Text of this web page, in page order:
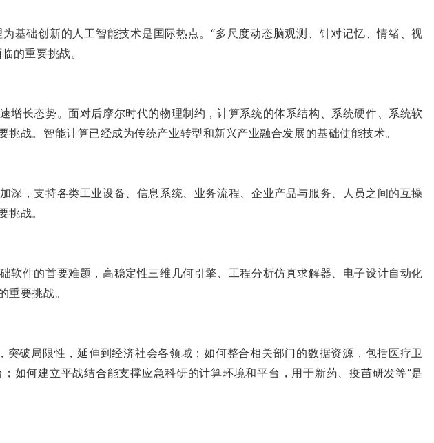
基础创新的人工智能技术是国际热点。“多尺度动态脑观测、针对记忆、情绪、视
的重要挑战。
长态势。面对后摩尔时代的物理制约，计算系统的体系结构、系统硬件、系统软
战。智能计算已经成为传统产业转型和新兴产业融合发展的基础使能技术。
，支持各类工业设备、信息系统、业务流程、企业产品与服务、人员之间的互操
战。
件的首要难题，高稳定性三维几何引擎、工程分析仿真求解器、电子设计自动化
要挑战。
破局限性，延伸到经济社会各领域；如何整合相关部门的数据资源，包括医疗卫
如何建立平战结合能支撑应急科研的计算环境和平台，用于新药、疫苗研发等”是